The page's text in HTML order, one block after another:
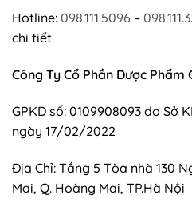
Hotline: 098.111.5096 –
chi tiết
Công Ty Cổ Phần Dược Phẩm
GPKD số: 0109908093 do Sở
ngày 17/02/2022
Địa Chỉ: Tầng 5 Tòa nhà 130
Mai, Q. Hoàng Mai, TP.Hà Nội